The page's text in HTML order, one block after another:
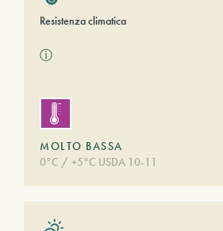
Resistenza climatica
ⓘ
MOLTO BASSA
0°C / +5°C USDA 10-11